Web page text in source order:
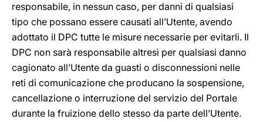
responsabile, in nessun caso, per danni di qualsiasi
tipo che possano essere causati all’Utente, avendo
adottato il DPC tutte le misure necessarie per evitarli. Il
DPC non sarà responsabile altresì per qualsiasi danno
cagionato all’Utente da guasti o disconnessioni nelle
reti di comunicazione che producano la sospensione,
cancellazione o interruzione del servizio del Portale
durante la fruizione dello stesso da parte dell’Utente.